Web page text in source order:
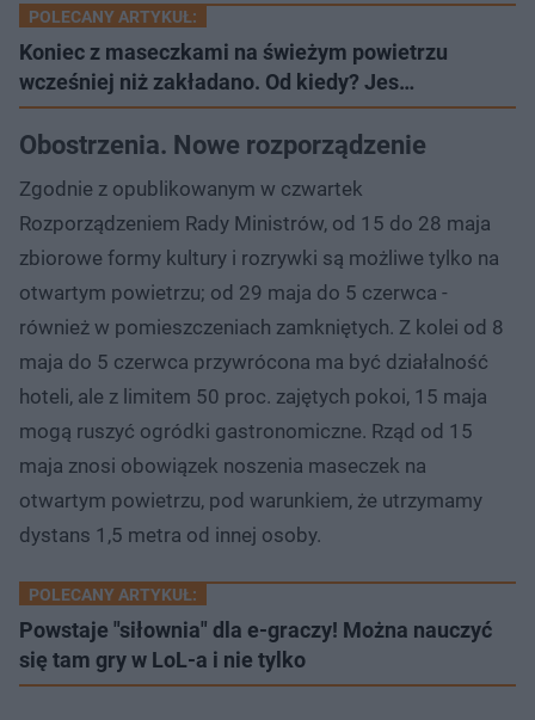
POLECANY ARTYKUŁ:
Koniec z maseczkami na świeżym powietrzu
wcześniej niż zakładano. Od kiedy? Jes…
Obostrzenia. Nowe rozporządzenie
Zgodnie z opublikowanym w czwartek
Rozporządzeniem Rady Ministrów, od 15 do 28 maja
zbiorowe formy kultury i rozrywki są możliwe tylko na
otwartym powietrzu; od 29 maja do 5 czerwca -
również w pomieszczeniach zamkniętych. Z kolei od 8
maja do 5 czerwca przywrócona ma być działalność
hoteli, ale z limitem 50 proc. zajętych pokoi, 15 maja
mogą ruszyć ogródki gastronomiczne. Rząd od 15
maja znosi obowiązek noszenia maseczek na
otwartym powietrzu, pod warunkiem, że utrzymamy
dystans 1,5 metra od innej osoby.
POLECANY ARTYKUŁ:
Powstaje "siłownia" dla e-graczy! Można nauczyć
się tam gry w LoL-a i nie tylko